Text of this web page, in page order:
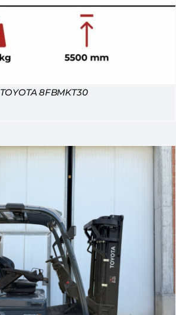
TOYOTA 8FBMKT30